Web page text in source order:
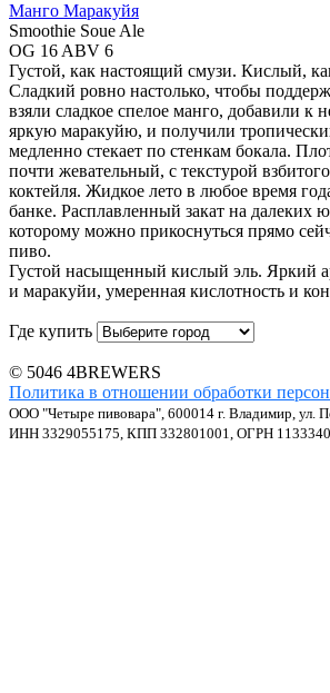
Манго Маракуйя
Smoothie Soue Ale
OG 16 ABV 6
Густой, как настоящий смузи. Кислый,
Сладкий ровно настолько, чтобы
взяли сладкое спелое манго, добавили
яркую маракуйю, и получили
медленно стекает по стенкам бокала.
почти жевательный, с текстурой
коктейля. Жидкое лето в любое время
банке. Расплавленный закат на далеких
которому можно прикоснуться прямо
пиво.
Густой насыщенный кислый эль. Яркий
и маракуйи, умеренная кислотность и
Где купить
© 5046 4BREWERS
Политика в отношении обработки
ООО "Четыре пивовара", 600014 г. Владимир, ул.
ИНН 3329055175, КПП 332801001, ОГРН